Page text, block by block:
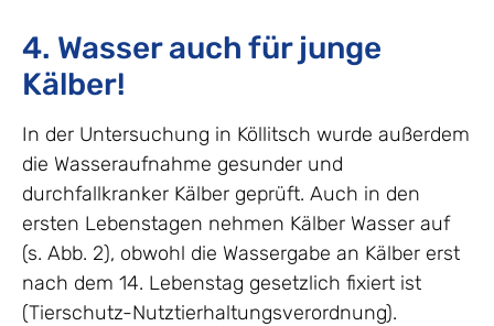
4. Wasser auch für junge
Kälber!
In der Untersuchung in Köllitsch wurde außerdem
die Wasseraufnahme gesunder und
durchfallkranker Kälber geprüft. Auch in den
ersten Lebenstagen nehmen Kälber Wasser auf
(s. Abb. 2), obwohl die Wassergabe an Kälber erst
nach dem 14. Lebenstag gesetzlich fixiert ist
(Tierschutz-Nutztierhaltungsverordnung).